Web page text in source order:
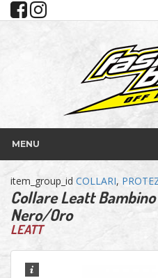
MENU
item_group_id COLLARI,
Collare Leatt
Nero/Oro
LEATT